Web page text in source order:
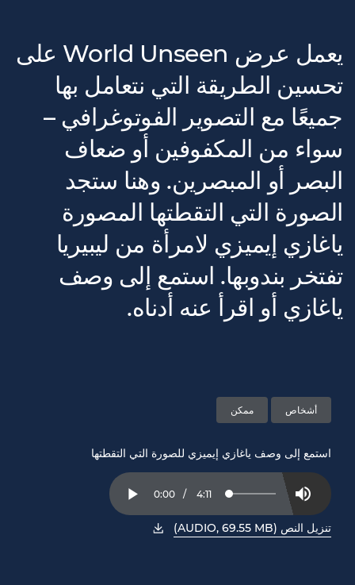
يعمل عرض World Unseen على
تحسين الطريقة التي نتعامل بها
جميعًا مع التصوير الفوتوغرافي –
سواء من المكفوفين أو ضعاف
البصر أو المبصرين. وهنا ستجد
الصورة التي التقطتها المصورة
ياغازي إيميزي لامرأة من ليبيريا
تفتخر بندوبها. استمع إلى وصف
ياغازي أو اقرأ عنه أدناه.
أشخاص ممكن
استمع إلى وصف ياغازي إيميزي للصورة التي التقطتها
Play Mute
Current
Time
0:00 / Duration
4:11 Loaded:
تنزيل النص (AUDIO, 69.55 MB)
، افتح PDF في نافذة جديدة